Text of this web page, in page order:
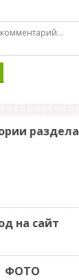
раздела
на сайт
ФОТО